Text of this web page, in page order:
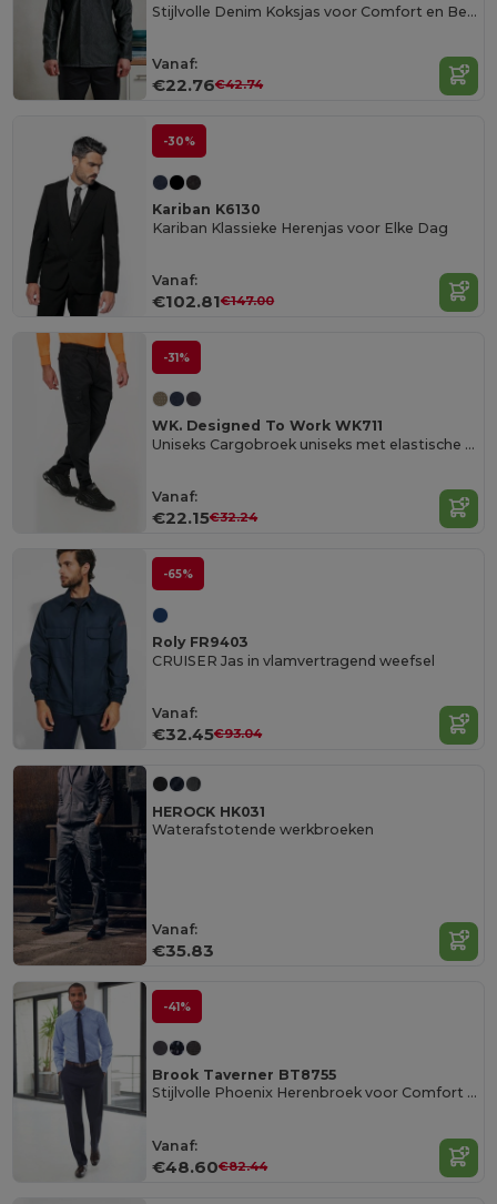
Stijlvolle Denim Koksjas voor Comfort en Bescherming
Vanaf:
€22.76€42.74
-30%
Kariban K6130
Kariban Klassieke Herenjas voor Elke Dag
Vanaf:
€102.81€147.00
-31%
WK. Designed To Work WK711
Uniseks Cargobroek uniseks met elastische boord
Vanaf:
€22.15€32.24
-65%
Roly FR9403
CRUISER Jas in vlamvertragend weefsel
Vanaf:
€32.45€93.04
HEROCK HK031
Waterafstotende werkbroeken
Vanaf:
€35.83
-41%
Brook Taverner BT8755
Stijlvolle Phoenix Herenbroek voor Comfort en Beweging
Vanaf:
€48.60€82.44